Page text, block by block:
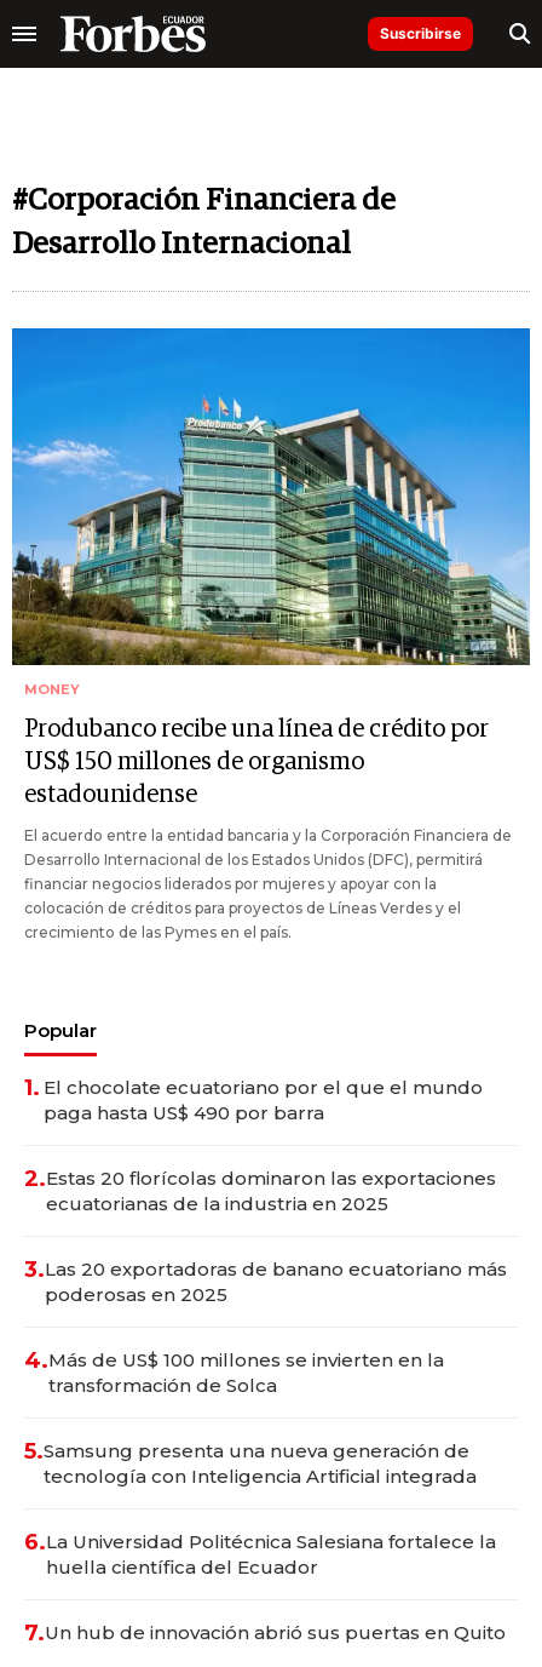
Suscribirse
#Corporación Financiera de
Desarrollo Internacional
MONEY
Produbanco recibe una línea de crédito por
US$ 150 millones de organismo
estadounidense
El acuerdo entre la entidad bancaria y la Corporación Financiera de
Desarrollo Internacional de los Estados Unidos (DFC), permitirá
financiar negocios liderados por mujeres y apoyar con la
colocación de créditos para proyectos de Líneas Verdes y el
crecimiento de las Pymes en el país.
Popular
1. El chocolate ecuatoriano por el que el mundo
paga hasta US$ 490 por barra
2.Estas 20 florícolas dominaron las exportaciones
ecuatorianas de la industria en 2025
3.Las 20 exportadoras de banano ecuatoriano más
poderosas en 2025
4.Más de US$ 100 millones se invierten en la
transformación de Solca
5.Samsung presenta una nueva generación de
tecnología con Inteligencia Artificial integrada
6.La Universidad Politécnica Salesiana fortalece la
huella científica del Ecuador
7.Un hub de innovación abrió sus puertas en Quito